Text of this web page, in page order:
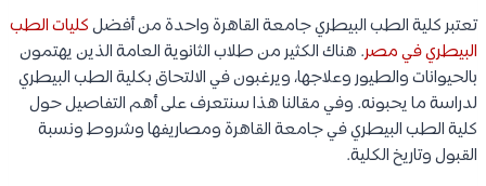
تعتبر كلية الطب البيطري جامعة القاهرة واحدة من أفضلكليات الطب
البيطري في مصر. هناك الكثير من طلاب الثانوية العامة الذين يهتمون
بالحيوانات والطيور وعلاجها، ويرغبون في الالتحاق بكلية الطب البيطري
لدراسة ما يحبونه. وفي مقالنا هذا سنتعرف على أهم التفاصيل حول
كلية الطب البيطري في جامعة القاهرة ومصاريفها وشروط ونسبة
القبول وتاريخ الكلية.